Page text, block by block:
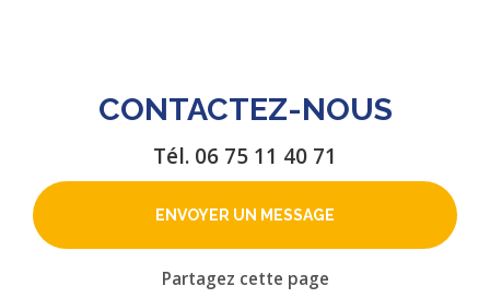
CONTACTEZ-NOUS
Tél. 06 75 11 40 71
ENVOYER UN MESSAGE
Partagez cette page